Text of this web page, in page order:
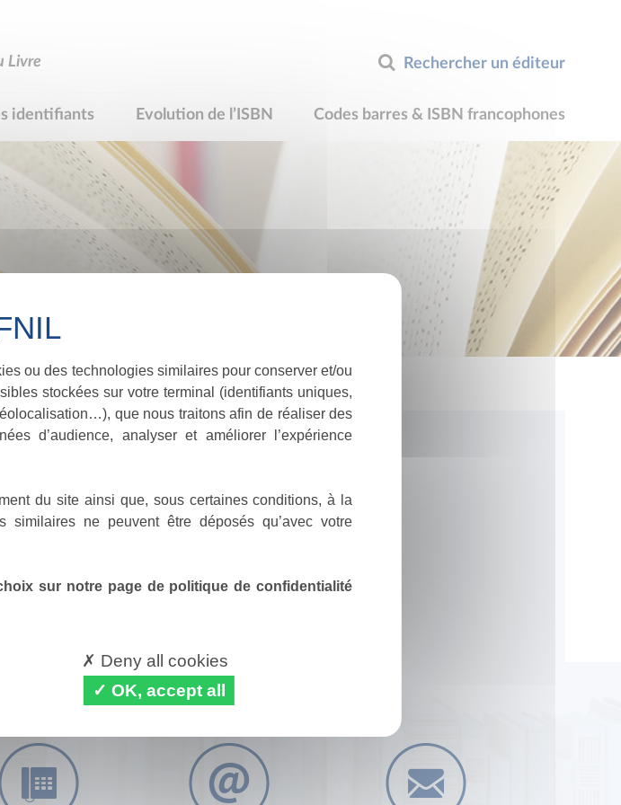
Rechercher un éditeur
Livre
identifiants Evolution de l’ISBN Codes barres & ISBN francophones
ou des technologies similaires pour conserver et/ou
stockées sur votre terminal (identifiants uniques,
que nous traitons afin de réaliser des
d’audience, analyser et améliorer l’expérience
du site ainsi que, sous certaines conditions, à la
similaires ne peuvent être déposés qu’avec votre
sur notre page de politique de confidentialité
Deny all cookies
OK, accept all